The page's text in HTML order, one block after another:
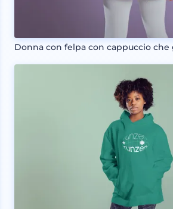
Donna con felpa con cappuccio